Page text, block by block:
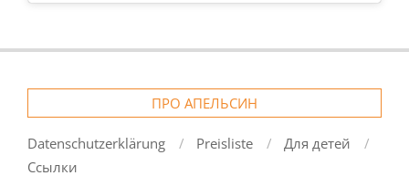
ПРО АПЕЛЬСИН
Datenschutzerklärung Preisliste
Для детей
Ссылки